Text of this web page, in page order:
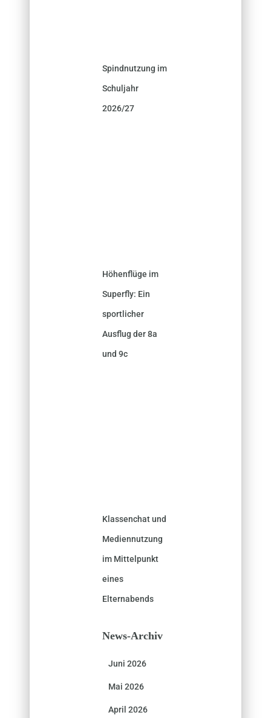
Spindnutzung im
Schuljahr
2026/27
Höhenflüge im
Superfly: Ein
sportlicher
Ausflug der 8a
und 9c
Klassenchat und
Mediennutzung
im Mittelpunkt
eines
Elternabends
News-Archiv
Juni 2026
Mai 2026
April 2026